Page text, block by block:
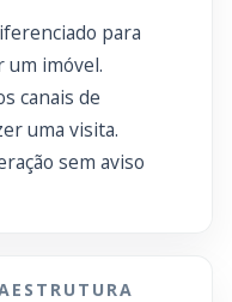
para
um imóvel.
canais de
uma visita.
sem aviso